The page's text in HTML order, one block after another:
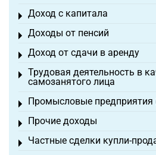
Доход с капитала
Toggle menu
Доходы от пенсий
Toggle menu
Доход от сдачи в аренду
Toggle menu
Трудовая деятельность в
самозанятого лица
Toggle menu
Промысловые предприятия
Toggle menu
Прочие доходы
Toggle menu
Частные сделки купли-
Toggle menu